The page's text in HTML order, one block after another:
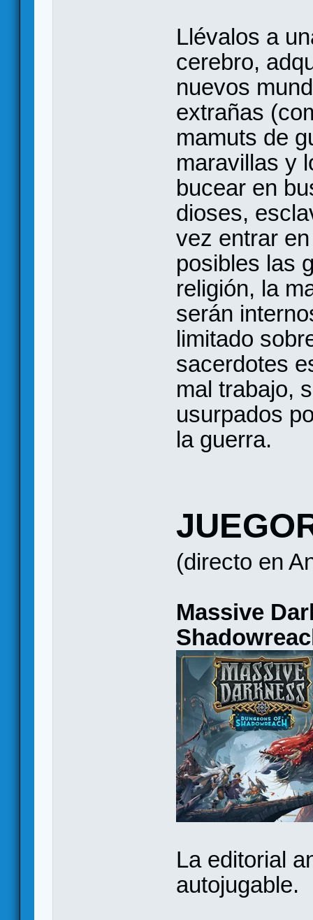
Llévalos a
cerebro,
nuevos
extrañas
mamuts de
maravillas y
bucear en
dioses,
vez entrar
posibles las
religión, la
serán
limitado
sacerdotes
mal trabajo,
usurpados
la guerra.
(directo en
Massive
La editorial
autojugable.